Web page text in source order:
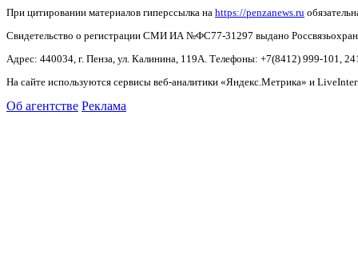
При цитировании материалов гиперссылка на https://penzanews.ru
Свидетельство о регистрации СМИ ИА №ФС77-31297 выдано
Адрес: 440034, г. Пенза, ул. Калинина, 119А. Телефоны: +7(8412) 999-101,
На сайте используются сервисы веб-аналитики «Яндекс.Метрика» и
Об агентстве Реклама